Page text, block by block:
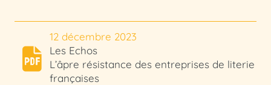
12 décembre 2023
Les Echos
L’âpre résistance des entreprises de literie
françaises